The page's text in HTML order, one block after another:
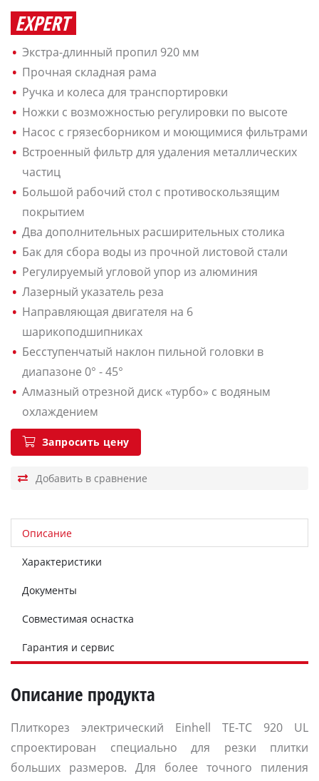
EXPERT
Экстра-длинный пропил 920 мм
Прочная складная рама
Ручка и колеса для транспортировки
Ножки с возможностью регулировки по высоте
Насос с грязесборником и моющимися фильтрами
Встроенный фильтр для удаления металлических
частиц
Большой рабочий стол с противоскользящим
покрытием
Два дополнительных расширительных столика
Бак для сбора воды из прочной листовой стали
Регулируемый угловой упор из алюминия
Лазерный указатель реза
Направляющая двигателя на 6
шарикоподшипниках
Бесступенчатый наклон пильной головки в
диапазоне 0° - 45°
Алмазный отрезной диск «турбо» с водяным
охлаждением
Запросить цену
Описание
Характеристики
Документы
Совместимая оснастка
Гарантия и сервис
Описание продукта
Плиткорез электрический Einhell TE-TC 920 UL
спроектирован специально для резки плитки
больших размеров. Для более точного пиления